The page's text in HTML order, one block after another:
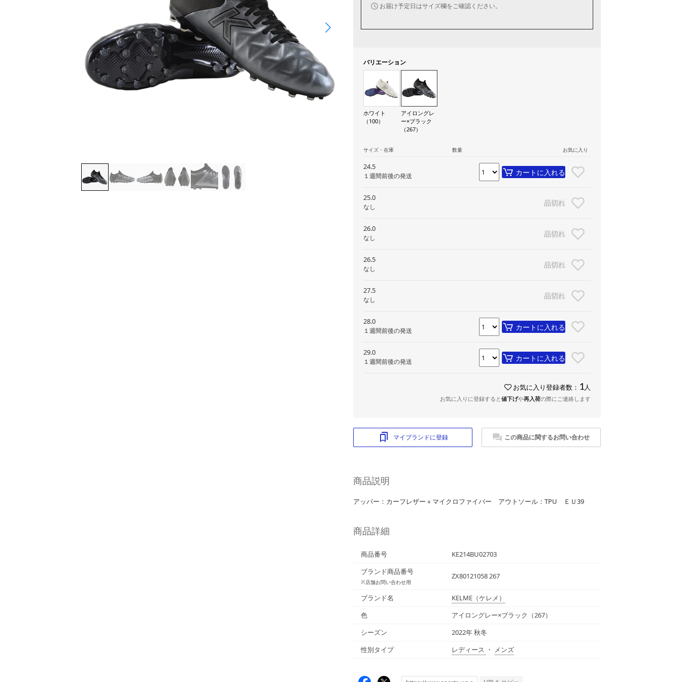
お届け予定日はサイズ欄をご確認ください。
バリエーション
ホワイト
（100）
アイロングレ
ー×ブラック
（267）
サイズ・在庫 数量 お気に入り
24.5
１週間前後の発送 カートに入れる
25.0
なし 品切れ
26.0
なし 品切れ
26.5
なし 品切れ
27.5
なし 品切れ
28.0
１週間前後の発送 カートに入れる
29.0
１週間前後の発送 カートに入れる
お気に入り登録者数： 1 人
お気に入りに登録すると値下げや再入荷の際にご連絡します
マイブランドに登録 この商品に関するお問い合わせ
商品説明
アッパー：カーフレザー＋マイクロファイバー アウトソール：TPU ＥＵ39
商品詳細
商品番号
KE214BU02703
ブランド商品番号
※店舗お問い合わせ用
ZX80121058 267
ブランド名 KELME （ケレメ）
色
アイロングレー×ブラック（267）
シーズン
2022年 秋冬
性別タイプ
レディース ・ メンズ